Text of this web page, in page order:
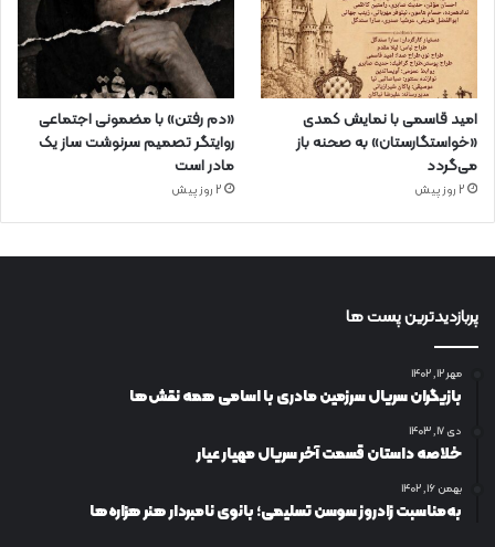
امید قاسمی با نمایش کمدی
«خواستگارستان» به صحنه باز
می‌گردد
2 روز پیش
«دم رفتن» با مضمونی اجتماعی
روایتگر تصمیم سرنوشت ساز یک
مادر است
2 روز پیش
پربازدیدترین پست ها
مهر ۱۲, ۱۴۰۲
بازیگران سریال سرزمین مادری با اسامی همه نقش‌ها
دی ۱۷, ۱۴۰۳
خلاصه داستان قسمت آخر سریال مهیار عیار
بهمن ۱۶, ۱۴۰۲
به‌مناسبت زادروز سوسن تسلیمی؛ بانوی نامبردار هنر هزاره‌ها